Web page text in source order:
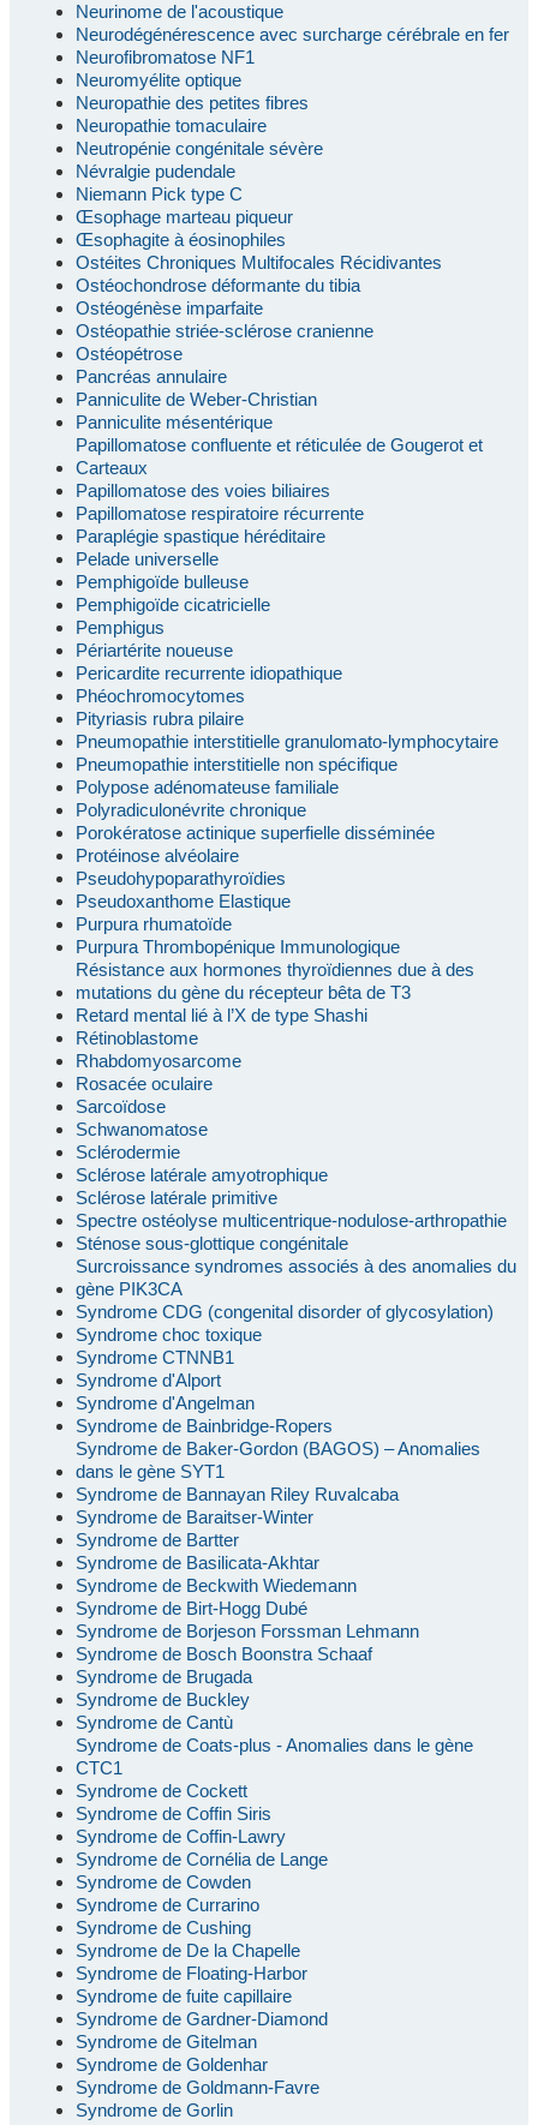
Neurinome de l'acoustique
Neurodégénérescence avec surcharge cérébrale en fer
Neurofibromatose NF1
Neuromyélite optique
Neuropathie des petites fibres
Neuropathie tomaculaire
Neutropénie congénitale sévère
Névralgie pudendale
Niemann Pick type C
Œsophage marteau piqueur
Œsophagite à éosinophiles
Ostéites Chroniques Multifocales Récidivantes
Ostéochondrose déformante du tibia
Ostéogénèse imparfaite
Ostéopathie striée-sclérose cranienne
Ostéopétrose
Pancréas annulaire
Panniculite de Weber-Christian
Panniculite mésentérique
Papillomatose confluente et réticulée de Gougerot et
Carteaux
Papillomatose des voies biliaires
Papillomatose respiratoire récurrente
Paraplégie spastique héréditaire
Pelade universelle
Pemphigoïde bulleuse
Pemphigoïde cicatricielle
Pemphigus
Périartérite noueuse
Pericardite recurrente idiopathique
Phéochromocytomes
Pityriasis rubra pilaire
Pneumopathie interstitielle granulomato-lymphocytaire
Pneumopathie interstitielle non spécifique
Polypose adénomateuse familiale
Polyradiculonévrite chronique
Porokératose actinique superfielle disséminée
Protéinose alvéolaire
Pseudohypoparathyroïdies
Pseudoxanthome Elastique
Purpura rhumatoïde
Purpura Thrombopénique Immunologique
Résistance aux hormones thyroïdiennes due à des
mutations du gène du récepteur bêta de T3
Retard mental lié à l’X de type Shashi
Rétinoblastome
Rhabdomyosarcome
Rosacée oculaire
Sarcoïdose
Schwanomatose
Sclérodermie
Sclérose latérale amyotrophique
Sclérose latérale primitive
Spectre ostéolyse multicentrique-nodulose-arthropathie
Sténose sous-glottique congénitale
Surcroissance syndromes associés à des anomalies du
gène PIK3CA
Syndrome CDG (congenital disorder of glycosylation)
Syndrome choc toxique
Syndrome CTNNB1
Syndrome d'Alport
Syndrome d'Angelman
Syndrome de Bainbridge-Ropers
Syndrome de Baker-Gordon (BAGOS) – Anomalies
dans le gène SYT1
Syndrome de Bannayan Riley Ruvalcaba
Syndrome de Baraitser-Winter
Syndrome de Bartter
Syndrome de Basilicata-Akhtar
Syndrome de Beckwith Wiedemann
Syndrome de Birt-Hogg Dubé
Syndrome de Borjeson Forssman Lehmann
Syndrome de Bosch Boonstra Schaaf
Syndrome de Brugada
Syndrome de Buckley
Syndrome de Cantù
Syndrome de Coats-plus - Anomalies dans le gène
CTC1
Syndrome de Cockett
Syndrome de Coffin Siris
Syndrome de Coffin-Lawry
Syndrome de Cornélia de Lange
Syndrome de Cowden
Syndrome de Currarino
Syndrome de Cushing
Syndrome de De la Chapelle
Syndrome de Floating-Harbor
Syndrome de fuite capillaire
Syndrome de Gardner-Diamond
Syndrome de Gitelman
Syndrome de Goldenhar
Syndrome de Goldmann-Favre
Syndrome de Gorlin